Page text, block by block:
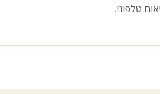
טלפוני.